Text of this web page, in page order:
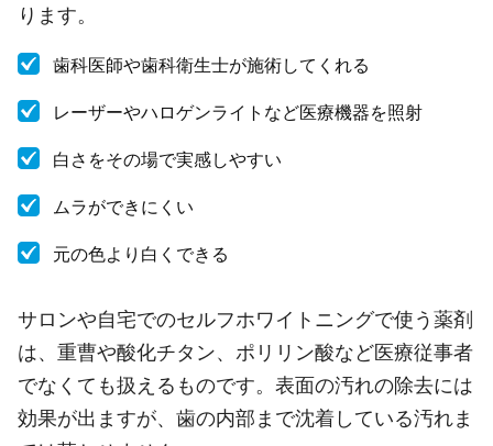
ります。
歯科医師や歯科衛生士が施術してくれる
レーザーやハロゲンライトなど医療機器を照射
白さをその場で実感しやすい
ムラができにくい
元の色より白くできる
サロンや自宅でのセルフホワイトニングで使う薬剤
は、重曹や酸化チタン、ポリリン酸など医療従事者
でなくても扱えるものです。表面の汚れの除去には
効果が出ますが、歯の内部まで沈着している汚れま